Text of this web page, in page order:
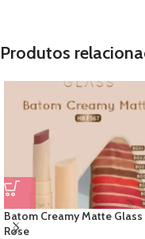
Produtos
Batom Creamy Matte Glass
Rose